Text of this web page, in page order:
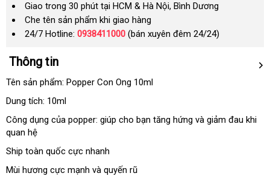
Giao trong 30 phút tại HCM & Hà Nội, Bình Dương
Che tên sản phẩm khi giao hàng
24/7 Hotline: 0938411000 (bán xuyên đêm 24/24)
Thông tin
Tên sản phẩm: Popper Con Ong 10ml
Dung tích: 10ml
Công dụng bền
của popper: giúp cho bạn tăng hứng và giảm đau khi
quan hệ
Ship toàn quốc cực nhanh
Mùi hương cực mạnh và quyến rũ